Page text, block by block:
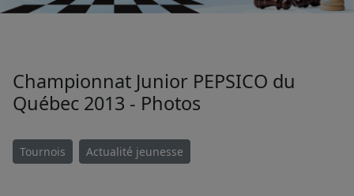
Championnat Junior PEPSICO du
Québec 2013 - Photos
Tournois Actualité jeunesse